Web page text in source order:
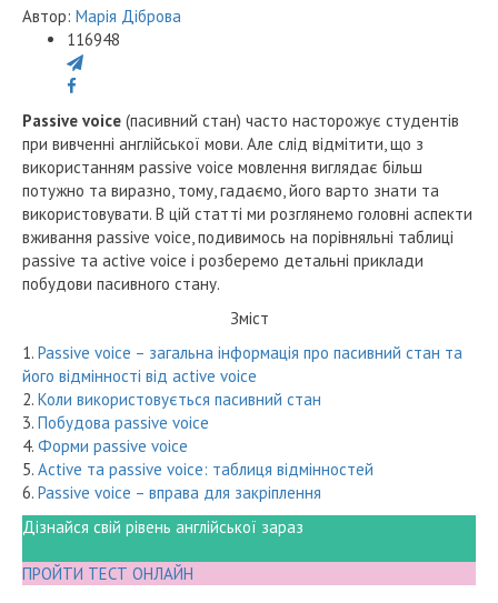
Автор: Марія Діброва
116948
Passive voice (пасивний стан) часто насторожує студентів
при вивченні англійської мови. Але слід відмітити, що з
використанням passive voice мовлення виглядає більш
потужно та виразно, тому, гадаємо, його варто знати та
використовувати. В цій статті ми розглянемо головні аспекти
вживання passive voice, подивимось на порівняльні таблиці
passive та active voice і розберемо детальні приклади
побудови пасивного стану.
Зміст
1. Passive voice – загальна інформація про пасивний стан та
його відмінності від active voice
2. Коли використовується пасивний стан
3. Побудова passive voice
4. Форми passive voice
5. Аctive та passive voice: таблиця відмінностей
6. Passive voice – вправа для закріплення
Дізнайся свій рівень англійської зараз
ПРОЙТИ ТЕСТ ОНЛАЙН